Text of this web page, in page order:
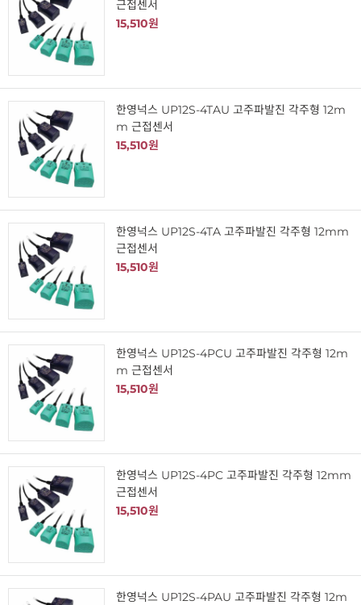
근접센서
15,510원
한영넉스 UP12S-4TAU 고주파발진 각주형 12m
m 근접센서
15,510원
한영넉스 UP12S-4TA 고주파발진 각주형 12mm
근접센서
15,510원
한영넉스 UP12S-4PCU 고주파발진 각주형 12m
m 근접센서
15,510원
한영넉스 UP12S-4PC 고주파발진 각주형 12mm
근접센서
15,510원
한영넉스 UP12S-4PAU 고주파발진 각주형 12m